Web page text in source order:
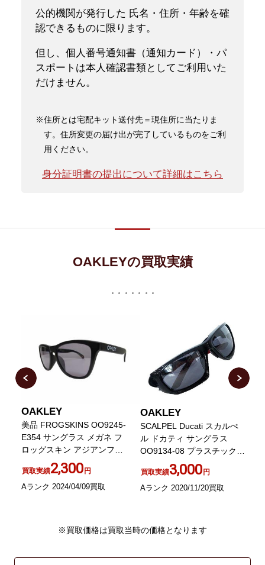
公的機関が発行した 氏名・住所・年齢を確
認できるものに限ります。
但し、個人番号通知書（通知カード）・パ
スポートは本人確認書類としてご利用いた
だけません。
※住所とは宅配キット送付先＝現住所に当たりま
す。住所変更の届け出が完了しているものをご利
用ください。
身分証明書の提出について詳細はこちら
OAKLEYの買取実績
OAKLEY
美品 FROGSKINS OO9245-
E354 サングラス メガネ フ
ロッグスキン アジアンフィ
ット マットブラック 0409
買取実績2,300円
Aランク 2024/04/09買取
OAKLEY
SCALPEL Ducati スカルぺ
ル ドカティ サングラス
OO9134-08 プラスチック
ブラック レッド 黒 赤
買取実績3,000円
Aランク 2020/11/20買取
※買取価格は買取当時の価格となります